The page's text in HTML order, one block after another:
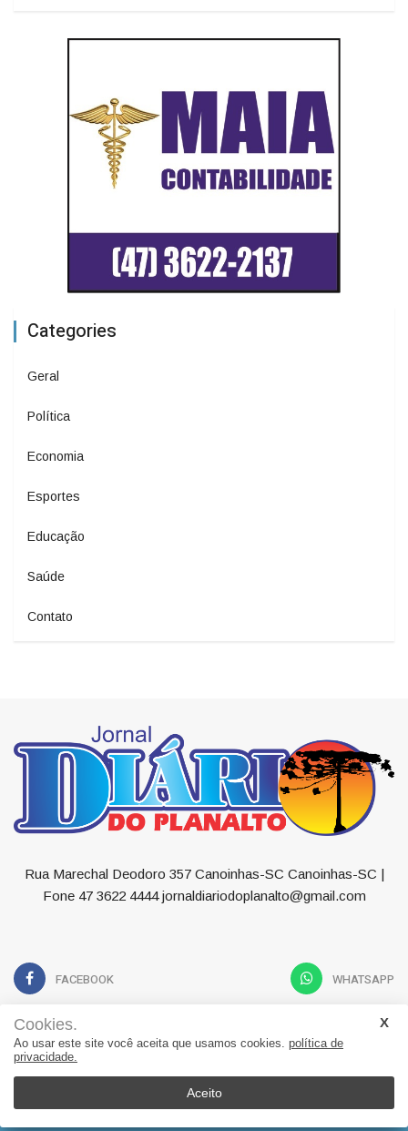
Categories
Geral
Política
Economia
Esportes
Educação
Saúde
Contato
Rua Marechal Deodoro 357 Canoinhas-SC Canoinhas-SC |
Fone 47 3622 4444 jornaldiariodoplanalto@gmail.com
FACEBOOK WHATSAPP
Geral
Cookies.
Ao usar este site você aceita que usamos cookies. política de
privacidade.
Aceito